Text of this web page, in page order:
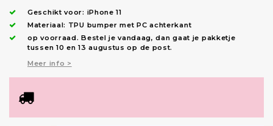
Geschikt voor: iPhone 11
Materiaal: TPU bumper met PC achterkant
op voorraad.Bestel je vandaag, dan gaat je pakketje
tussen 10 en 13 augustus op de post.
Meer info >